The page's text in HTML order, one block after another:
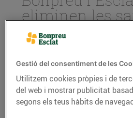
eliminen les
plàstic de la
peixateria
14/de desembre/2021
Gestió del consentiment de les
Utilitzem cookies pròpies i de
del web i mostrar publicitat
segons els teus hàbits de